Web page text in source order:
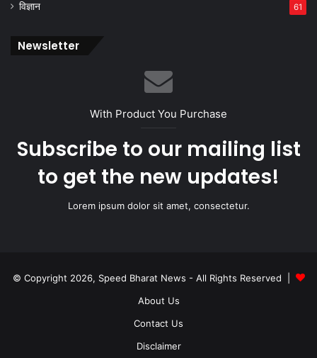
विज्ञान 61
Newsletter
With Product You Purchase
Subscribe to our mailing list
to get the new updates!
Lorem ipsum dolor sit amet, consectetur.
© Copyright 2026, Speed Bharat News - All Rights Reserved |
About Us
Contact Us
Disclaimer